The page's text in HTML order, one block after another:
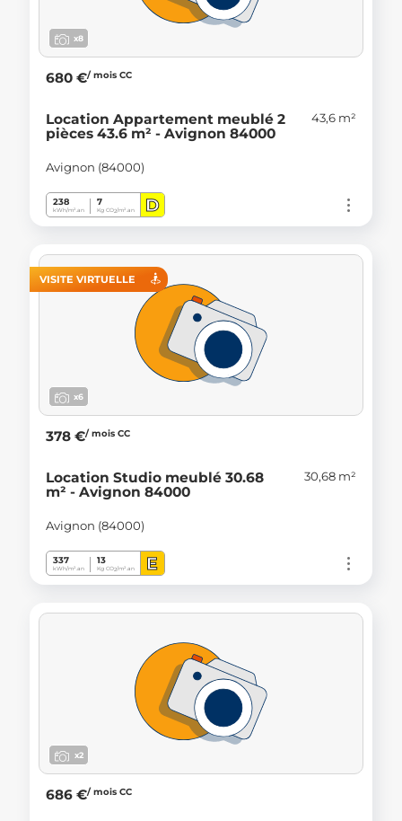
x8
680 €/ mois CC
Location Appartement meublé 2
pièces 43.6 m² - Avignon 84000
43,6 m²
Avignon (84000)
238
kWh/m².an
7
Kg CO2/m².an D
VISITE VIRTUELLE
x6
378 €/ mois CC
Location Studio meublé 30.68
m² - Avignon 84000
30,68 m²
Avignon (84000)
337
kWh/m².an
13
Kg CO2/m².an E
x2
686 €/ mois CC